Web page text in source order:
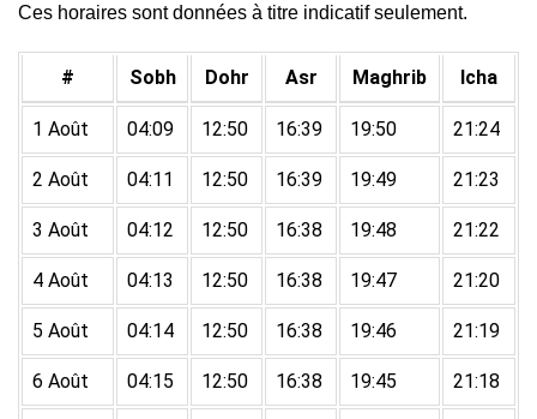
Ces horaires sont données à titre indicatif seulement.
# Sobh Dohr Asr Maghrib Icha
1 Août 04:09 12:50 16:39 19:50 21:24
2 Août 04:11 12:50 16:39 19:49 21:23
3 Août 04:12 12:50 16:38 19:48 21:22
4 Août 04:13 12:50 16:38 19:47 21:20
5 Août 04:14 12:50 16:38 19:46 21:19
6 Août 04:15 12:50 16:38 19:45 21:18